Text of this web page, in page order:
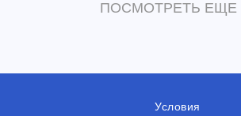
ПОСМОТРЕТЬ ЕЩЕ
Условия